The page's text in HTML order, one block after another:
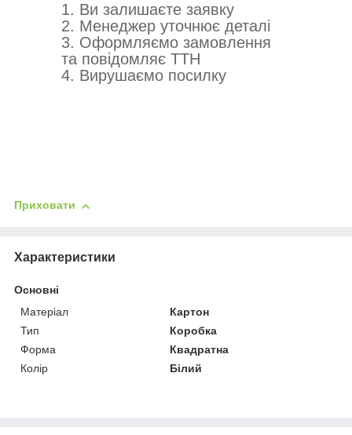
1. Ви залишаєте заявку
2. Менеджер уточнює деталі
3. Оформляємо замовлення
та повідомляє ТТН
4. Вирушаємо посилку
Приховати
Характеристики
Основні
Матеріал
Картон
Тип
Коробка
Форма
Квадратна
Колір
Білий